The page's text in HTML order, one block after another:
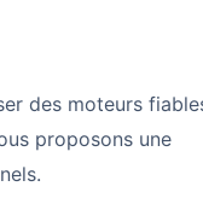
des moteurs
proposons une